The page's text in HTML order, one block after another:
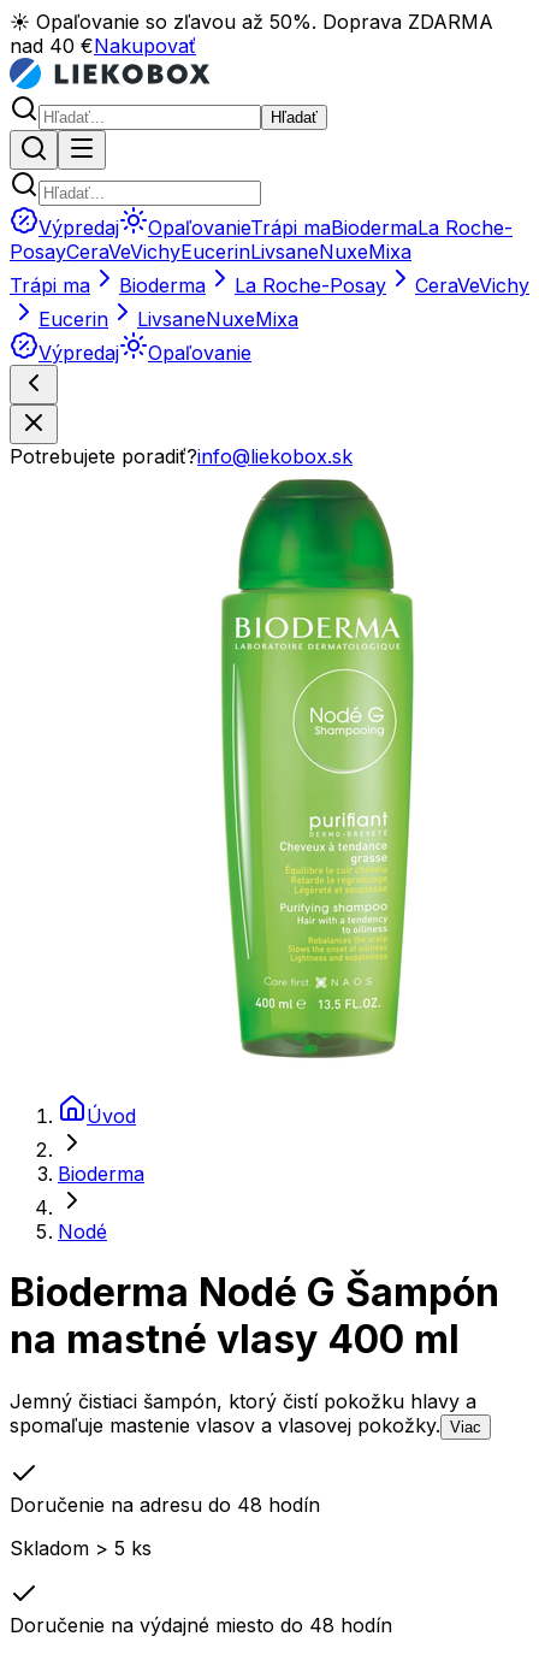
☀️ Opaľovanie so zľavou až 50%. Doprava ZDARMA
nad 40 €Nakupovať
Hľadať
Výpredaj OpaľovanieTrápi maBiodermaLa Roche-
PosayCeraVeVichyEucerinLivsaneNuxeMixa
Trápi ma
Bioderma La Roche-Posay CeraVeVichy
Eucerin
LivsaneNuxeMixa
Výpredaj
Opaľovanie
Potrebujete poradiť?info@liekobox.sk
Úvod
Bioderma
Nodé
Bioderma Nodé G Šampón
na mastné vlasy 400 ml
Jemný čistiaci šampón, ktorý čistí pokožku hlavy a
spomaľuje mastenie vlasov a vlasovej pokožky. Viac
Doručenie na adresu do 48 hodín
Skladom > 5 ks
Doručenie na výdajné miesto do 48 hodín